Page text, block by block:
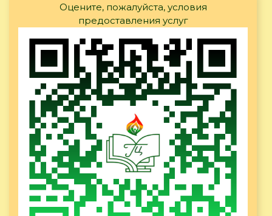
Оцените, пожалуйста, условия
предоставления услуг